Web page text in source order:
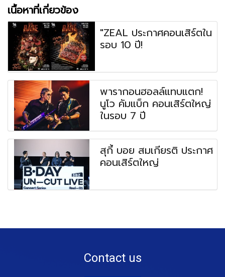
เนื้อหาที่เกี่ยวข้อง
"ZEAL ประกาศคอนเสิร์ตใน
รอบ 10 ปี!
พารากอนฮอลล์แทบแตก!
นูโว คัมแบ็ก คอนเสิร์ตใหญ่
ในรอบ 7 ปี
สุกี้ บอย สมเกียรติ ประกาศ
คอนเสิร์ตใหญ่
Contact us